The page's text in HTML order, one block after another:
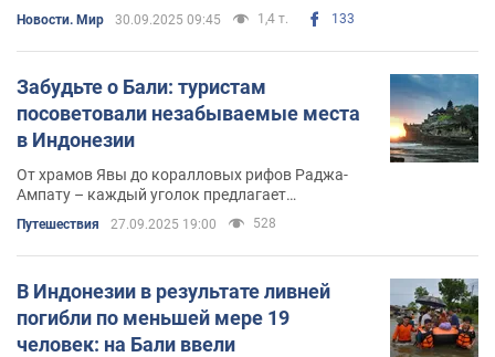
Новости. Мир 30.09.2025 09:45 1,4 т. 133
Забудьте о Бали: туристам
посоветовали незабываемые места
в Индонезии
От храмов Явы до коралловых рифов Раджа-
Ампату – каждый уголок предлагает
Путешествия 27.09.2025 19:00 528
В Индонезии в результате ливней
погибли по меньшей мере 19
человек: на Бали ввели